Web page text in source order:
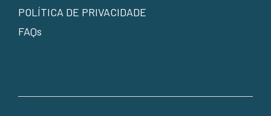
POLÍTICA DE PRIVACIDADE
FAQs